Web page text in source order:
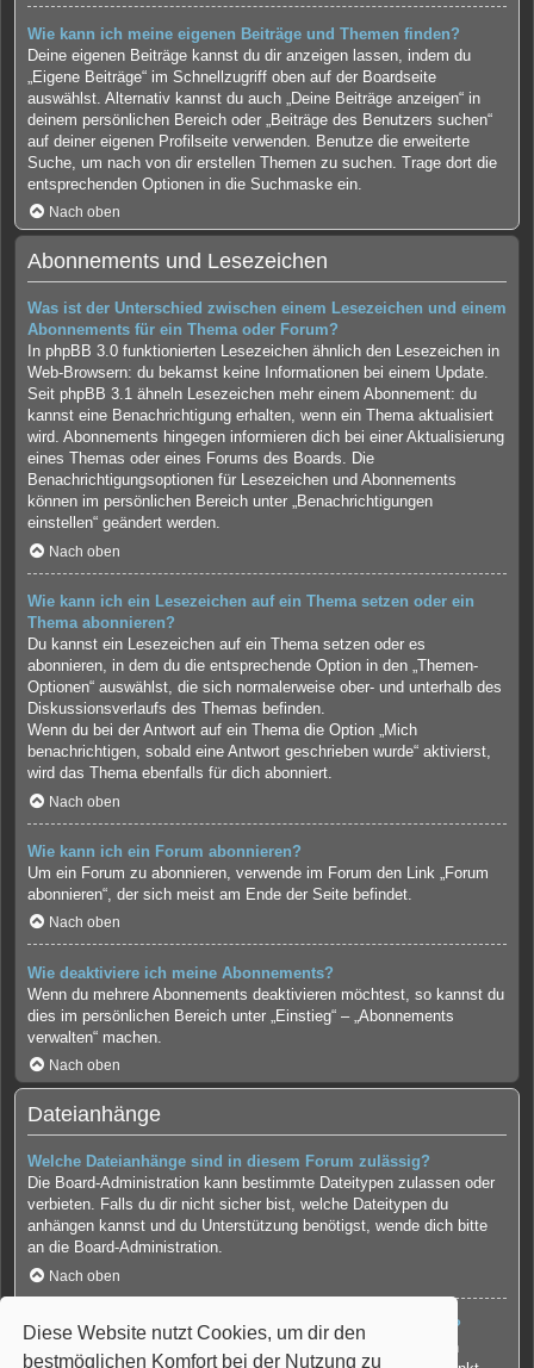
Diese Website nutzt Cookies, um dir den
bestmöglichen Komfort bei der Nutzung zu
Wie kann ich meine eigenen Beiträge und Themen finden?
Deine eigenen Beiträge kannst du dir anzeigen lassen, indem du
„Eigene Beiträge“ im Schnellzugriff oben auf der Boardseite
auswählst. Alternativ kannst du auch „Deine Beiträge anzeigen“ in
deinem persönlichen Bereich oder „Beiträge des Benutzers suchen“
auf deiner eigenen Profilseite verwenden. Benutze die erweiterte
Suche, um nach von dir erstellen Themen zu suchen. Trage dort die
entsprechenden Optionen in die Suchmaske ein.
Nach oben
Abonnements und Lesezeichen
Was ist der Unterschied zwischen einem Lesezeichen und einem
Abonnements für ein Thema oder Forum?
In phpBB 3.0 funktionierten Lesezeichen ähnlich den Lesezeichen in
Web-Browsern: du bekamst keine Informationen bei einem Update.
Seit phpBB 3.1 ähneln Lesezeichen mehr einem Abonnement: du
kannst eine Benachrichtigung erhalten, wenn ein Thema aktualisiert
wird. Abonnements hingegen informieren dich bei einer Aktualisierung
eines Themas oder eines Forums des Boards. Die
Benachrichtigungsoptionen für Lesezeichen und Abonnements
können im persönlichen Bereich unter „Benachrichtigungen
einstellen“ geändert werden.
Nach oben
Wie kann ich ein Lesezeichen auf ein Thema setzen oder ein
Thema abonnieren?
Du kannst ein Lesezeichen auf ein Thema setzen oder es
abonnieren, in dem du die entsprechende Option in den „Themen-
Optionen“ auswählst, die sich normalerweise ober- und unterhalb des
Diskussionsverlaufs des Themas befinden.
Wenn du bei der Antwort auf ein Thema die Option „Mich
benachrichtigen, sobald eine Antwort geschrieben wurde“ aktivierst,
wird das Thema ebenfalls für dich abonniert.
Nach oben
Wie kann ich ein Forum abonnieren?
Um ein Forum zu abonnieren, verwende im Forum den Link „Forum
abonnieren“, der sich meist am Ende der Seite befindet.
Nach oben
Wie deaktiviere ich meine Abonnements?
Wenn du mehrere Abonnements deaktivieren möchtest, so kannst du
dies im persönlichen Bereich unter „Einstieg“ – „Abonnements
verwalten“ machen.
Nach oben
Dateianhänge
Welche Dateianhänge sind in diesem Forum zulässig?
Die Board-Administration kann bestimmte Dateitypen zulassen oder
verbieten. Falls du dir nicht sicher bist, welche Dateitypen du
anhängen kannst und du Unterstützung benötigst, wende dich bitte
an die Board-Administration.
Nach oben
Kann ich eine Übersicht all meiner Dateianhänge erhalten?
Um eine Liste all deiner Dateianhänge zu erhalten, gehe in den